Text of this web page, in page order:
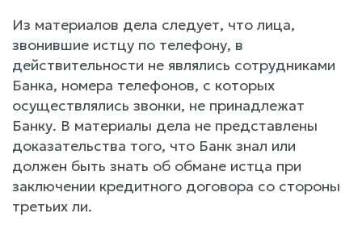
Из материалов дела следует, что лица,
звонившие истцу по телефону, в
действительности не являлись сотрудниками
Банка, номера телефонов, с которых
осуществлялись звонки, не принадлежат
Банку. В материалы дела не представлены
доказательства того, что Банк знал или
должен быть знать об обмане истца при
заключении кредитного договора со стороны
третьих ли.